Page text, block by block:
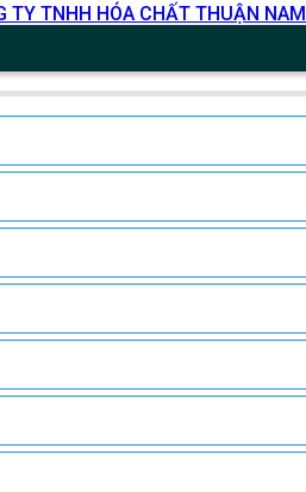
TY TNHH HÓA CHẤT THUẬN NAM